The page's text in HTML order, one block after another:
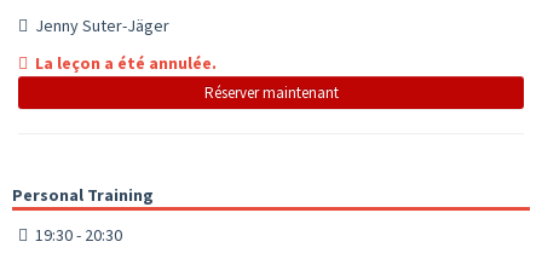
Jenny Suter-Jäger
La leçon a été annulée.
Réserver maintenant
Personal Training
19:30 - 20:30